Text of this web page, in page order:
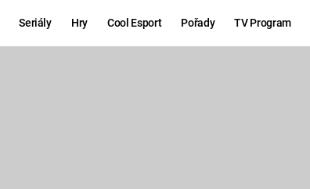
Seriály Hry Cool Esport Pořady TV Program